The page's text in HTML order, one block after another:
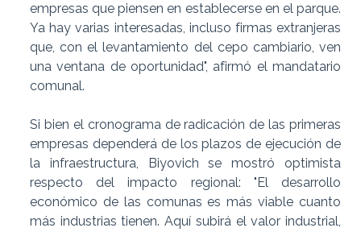
empresas que piensen en establecerse en el parque.
Ya hay varias interesadas, incluso firmas extranjeras
que, con el levantamiento del cepo cambiario, ven
una ventana de oportunidad", afirmó el mandatario
comunal.
Si bien el cronograma de radicación de las primeras
empresas dependerá de los plazos de ejecución de
la infraestructura, Biyovich se mostró optimista
respecto del impacto regional: "El desarrollo
económico de las comunas es más viable cuanto
más industrias tienen. Aquí subirá el valor industrial,